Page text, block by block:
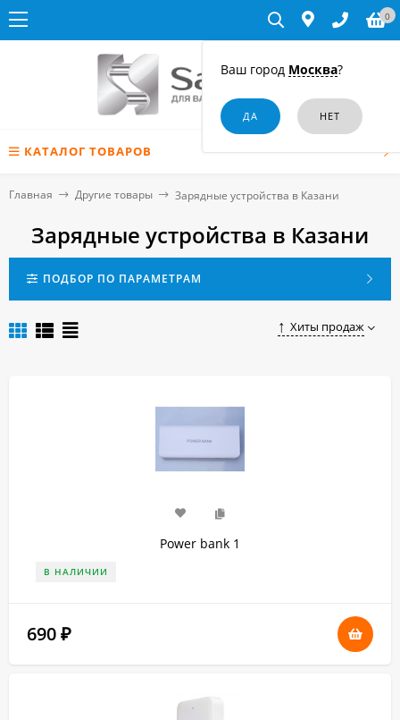
Ваш город Москва?
0
КАТАЛОГ ТОВАРОВ
Главная Другие товары Зарядные устройства в Казани
Зарядные устройства в Казани
ПОДБОР ПО ПАРАМЕТРАМ
Хиты продаж
Power bank 1
В НАЛИЧИИ
690 ₽